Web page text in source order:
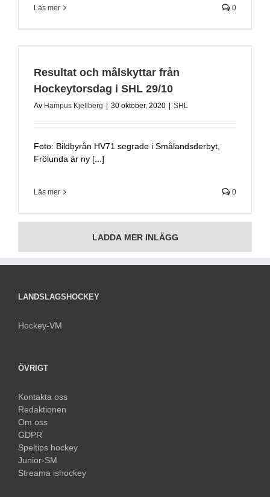
Läs mer 0
Resultat och målskyttar från
Hockeytorsdag i SHL 29/10
Av Hampus Kjellberg | 30 oktober, 2020 | SHL
Foto: Bildbyrån HV71 segrade i Smålandsderbyt,
Frölunda är ny [...]
Läs mer 0
LADDA MER INLÄGG
LANDSLAGSHOCKEY
Hockey-VM
ÖVRIGT
Kontakta oss
Redaktionen
Om oss
GDPR
Speltips hockey
Junior-SM
Streama ishockey